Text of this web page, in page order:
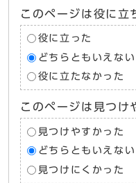
このページは役に立
役に立った
どちらともいえない
役に立たなかった
このページは見つけ
見つけやすかった
どちらともいえない
見つけにくかった